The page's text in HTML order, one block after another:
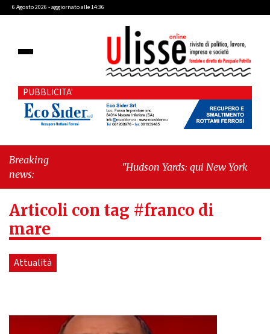
6 Agosto 2026 - aggiornato alle 14:36
PUBBLICITA'
Breaking
news:
"Hudson Yards: qui New York morde
Articoli con tag #franco di
mare
Attualità